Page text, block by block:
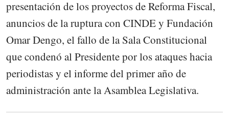
presentación de los proyectos de Reforma Fiscal,
anuncios de la ruptura con CINDE y Fundación
Omar Dengo, el fallo de la Sala Constitucional
que condenó al Presidente por los ataques hacia
periodistas y el informe del primer año de
administración ante la Asamblea Legislativa.